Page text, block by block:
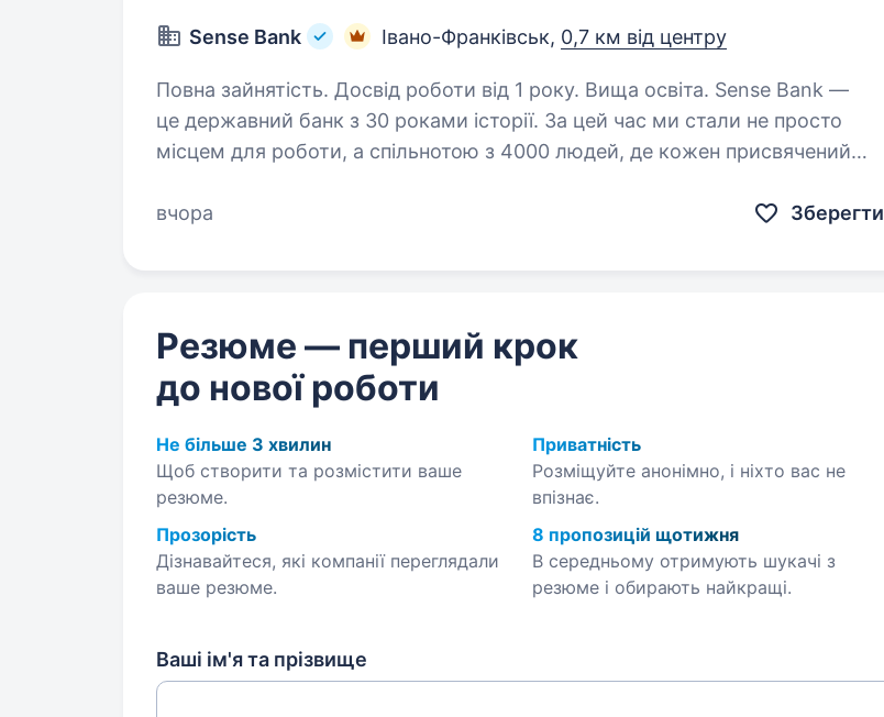
Sense Bank Івано-Франківськ, 0,7 км від центру
Повна зайнятість. Досвід роботи від 1 року. Вища освіта. Sense Bank —
це державний банк з 30 роками історії. За цей час ми стали не просто
місцем для роботи, а спільнотою з 4000 людей, де кожен присвячений
вчора
Зберегти
Резюме — перший крок
до нової роботи
Не більше 3 хвилин
Щоб створити та розмістити ваше
резюме.
Приватність
Розміщуйте анонімно, і ніхто вас не
впізнає.
Прозорість
Дізнавайтеся, які компанії переглядали
ваше резюме.
8 пропозицій щотижня
В середньому отримують шукачі з
резюме і обирають найкращі.
Ваші ім'я та прізвище